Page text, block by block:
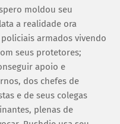
moldou seu
a realidade ora
armados vivendo
seus protetores;
apoio e
dos chefes de
e de seus colegas
plenas de